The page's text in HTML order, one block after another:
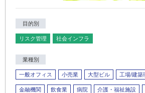
目的別
リスク管理 社会インフラ
業種別
一般オフィス 小売業 大型ビル 工場/建築
金融機関 飲食業 病院 介護・福祉施設